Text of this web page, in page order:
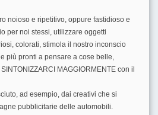
noioso e ripetitivo, oppure fastidioso e
per noi stessi, utilizzare oggetti
colorati, stimola il nostro inconscio
più pronti a pensare a cose belle,
MAGGIORMENTE con il
ad esempio, dai creativi che si
pubblicitarie delle automobili.